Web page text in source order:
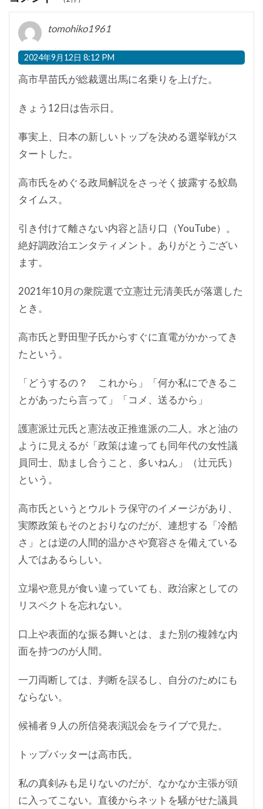
tomohiko1961
2024年9月12日 8:12 PM
高市早苗氏が総裁選出馬に名乗りを上げた。
きょう12日は告示日。
事実上、日本の新しいトップを決める選挙戦がス
タートした。
高市氏をめぐる政局解説をさっそく披露する鮫島
タイムス。
引き付けて離さない内容と語り口（YouTube）。
絶好調政治エンタティメント。ありがとうござい
ます。
2021年10月の衆院選で立憲辻元清美氏が落選した
とき。
高市氏と野田聖子氏からすぐに直電がかかってき
たという。
「どうするの？ これから」「何か私にできるこ
とがあったら言って」「コメ、送るから」
護憲派辻元氏と憲法改正推進派の二人。水と油の
ように見えるが「政策は違っても同年代の女性議
員同士、励まし合うこと、多いねん」（辻元氏）
という。
高市氏というとウルトラ保守のイメージがあり、
実際政策もそのとおりなのだが、連想する「冷酷
さ」とは逆の人間的温かさや寛容さを備えている
人ではあるらしい。
立場や意見が食い違っていても、政治家としての
リスペクトを忘れない。
口上や表面的な振る舞いとは、また別の複雑な内
面を持つのが人間。
一刀両断しては、判断を誤るし、自分のためにも
ならない。
候補者９人の所信発表演説会をライブで見た。
トップバッターは高市氏。
私の真剣みも足りないのだが、なかなか主張が頭
に入ってこない。直後からネットを騒がせた議員